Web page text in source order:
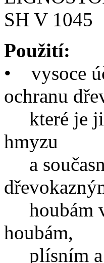
Použití:
• vysoce
ochranu
které je
hmyzu
a
houbám
houbám,
plísním a